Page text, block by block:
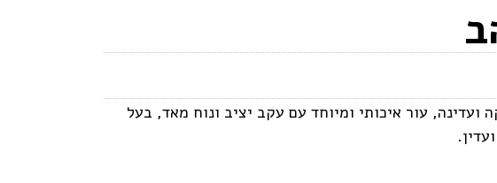
ועדינה, עור איכותי ומיוחד עם עקב יציב ונוח מאד, בעל